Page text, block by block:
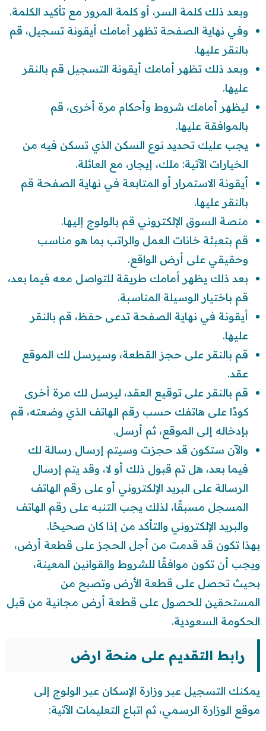
وبعد ذلك كلمة السر، أو كلمة المرور مع تأكيد الكلمة.
وفي نهاية الصفحة تظهر أمامك أيقونة تسجيل، قم
بالنقر عليها.
وبعد ذلك تظهر أمامك أيقونة التسجيل قم بالنقر
عليها.
ليظهر أمامك شروط وأحكام مرة أخرى، قم
بالموافقة عليها.
يجب عليك تحديد نوع السكن الذي تسكن فيه من
الخيارات الآتية: ملك، إيجار، مع العائلة.
أيقونة الاستمرار أو المتابعة في نهاية الصفحة قم
بالنقر عليها.
منصة السوق الإلكتروني قم بالولوج إليها.
قم بتعبئة خانات العمل والراتب بما هو مناسب
وحقيقي على أرض الواقع.
بعد ذلك يظهر أمامك طريقة للتواصل معه فيما بعد،
قم باختيار الوسيلة المناسبة.
أيقونة في نهاية الصفحة تدعى حفظ، قم بالنقر
عليها.
قم بالنقر على حجز القطعة، وسيرسل لك الموقع
عقد.
قم بالنقر على توقيع العقد، ليرسل لك مرة أخرى
كودًا على هاتفك حسب رقم الهاتف الذي وضعته، قم
بإدخاله إلى الموقع، ثم أرسل.
والآن ستكون قد حجزت وسيتم إرسال رسالة لك
فيما بعد، هل تم قبول ذلك أو لا، وقد يتم إرسال
الرسالة على البريد الإلكتروني أو على رقم الهاتف
المسجل مسبقًا، لذلك يجب التنبه على رقم الهاتف
والبريد الإلكتروني والتأكد من إذا كان صحيحًا.
بهذا تكون قد قدمت من أجل الحجز على قطعة أرض،
ويجب أن تكون موافقًا للشروط والقوانين المعينة،
بحيث تحصل على قطعة الأرض وتصبح من
المستحقين للحصول على قطعة أرض مجانية من قبل
الحكومة السعودية.
رابط التقديم على منحة ارض
يمكنك التسجيل عبر وزارة الإسكان عبر الولوج إلى
موقع الوزارة الرسمي، ثم اتباع التعليمات الآتية: